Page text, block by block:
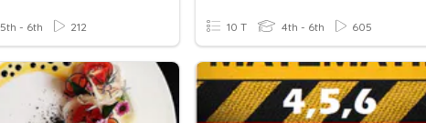
5th - 6th 212 10 T 4th - 6th 605